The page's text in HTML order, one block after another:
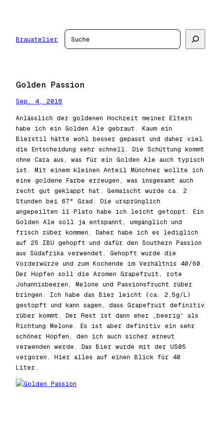
Brauatelier
Suchen
Golden Passion
Sep. 4, 2018
Anlässlich der goldenen Hochzeit meiner Eltern
habe ich ein Golden Ale gebraut. Kaum ein
Bierstil hätte wohl besser gepasst und daher viel
die Entscheidung sehr schnell. Die Schüttung kommt
ohne Cara aus, was für ein Golden Ale auch typisch
ist. Mit einem kleinen Anteil Münchner wollte ich
eine goldene Farbe erzeugen, was insgesamt auch
recht gut geklappt hat. Gemaischt wurde ca. 2
Stunden bei 67° Grad. Die ursprünglich
angepeilten 11 Plato habe ich leicht getoppt. Ein
Golden Ale soll ja entspannt, umgänglich und
frisch rüber kommen. Daher habe ich es lediglich
auf 25 IBU gehopft und dafür den Southern Passion
aus Südafrika verwendet. Gehopft wurde die
Vorderwürze und zum Kochende im Verhältnis 40/60.
Der Hopfen soll die Aromen Grapefruit, rote
Johannisbeeren, Melone und Passionsfrucht rüber
bringen. Ich habe das Bier leicht (ca. 2,5g/L)
gestopft und kann sagen, dass Grapefruit definitiv
rüber kommt. Der Rest ist dann eher „beerig“ als
Richtung Melone. Es ist aber definitiv ein sehr
schöner Hopfen, den ich auch sicher erneut
verwenden werde. Das Bier wurde mit der US05
vergoren. Hier alles auf einen Blick für 40
Liter.